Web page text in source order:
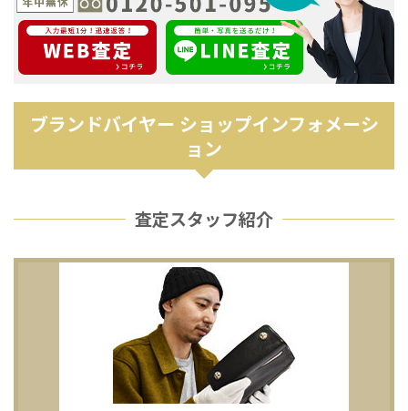
ブランドバイヤー ショップインフォメーシ
ョン
査定スタッフ紹介